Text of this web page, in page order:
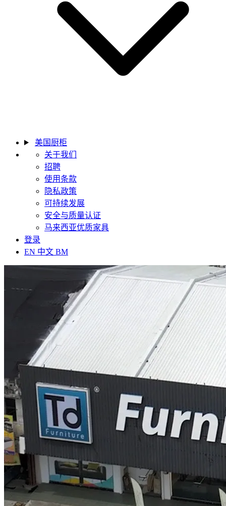
美国厨柜
关于我们
招聘
使用条款
隐私政策
可持续发展
安全与质量认证
马来西亚优质家具
登录
EN 中文 BM